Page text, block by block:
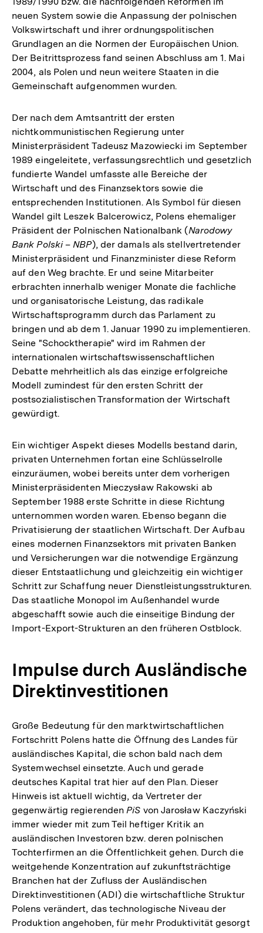
neuen System sowie die Anpassung der polnischen
Volkswirtschaft und ihrer ordnungspolitischen
Grundlagen an die Normen der Europäischen Union.
Der Beitrittsprozess fand seinen Abschluss am 1. Mai
2004, als Polen und neun weitere Staaten in die
Gemeinschaft aufgenommen wurden.
Der nach dem Amtsantritt der ersten
nichtkommunistischen Regierung unter
Ministerpräsident Tadeusz Mazowiecki im September
1989 eingeleitete, verfassungsrechtlich und gesetzlich
fundierte Wandel umfasste alle Bereiche der
Wirtschaft und des Finanzsektors sowie die
entsprechenden Institutionen. Als Symbol für diesen
Wandel gilt Leszek Balcerowicz, Polens ehemaliger
Präsident der Polnischen Nationalbank (Narodowy
Bank Polski – NBP), der damals als stellvertretender
Ministerpräsident und Finanzminister diese Reform
auf den Weg brachte. Er und seine Mitarbeiter
erbrachten innerhalb weniger Monate die fachliche
und organisatorische Leistung, das radikale
Wirtschaftsprogramm durch das Parlament zu
bringen und ab dem 1. Januar 1990 zu implementieren.
Seine "Schocktherapie" wird im Rahmen der
internationalen wirtschaftswissenschaftlichen
Debatte mehrheitlich als das einzige erfolgreiche
Modell zumindest für den ersten Schritt der
postsozialistischen Transformation der Wirtschaft
gewürdigt.
Ein wichtiger Aspekt dieses Modells bestand darin,
privaten Unternehmen fortan eine Schlüsselrolle
einzuräumen, wobei bereits unter dem vorherigen
Ministerpräsidenten Mieczysław Rakowski ab
September 1988 erste Schritte in diese Richtung
unternommen worden waren. Ebenso begann die
Privatisierung der staatlichen Wirtschaft. Der Aufbau
eines modernen Finanzsektors mit privaten Banken
und Versicherungen war die notwendige Ergänzung
dieser Entstaatlichung und gleichzeitig ein wichtiger
Schritt zur Schaffung neuer Dienstleistungsstrukturen.
Das staatliche Monopol im Außenhandel wurde
abgeschafft sowie auch die einseitige Bindung der
Import-Export-Strukturen an den früheren Ostblock.
Impulse durch Ausländische
Direktinvestitionen
Große Bedeutung für den marktwirtschaftlichen
Fortschritt Polens hatte die Öffnung des Landes für
ausländisches Kapital, die schon bald nach dem
Systemwechsel einsetzte. Auch und gerade
deutsches Kapital trat hier auf den Plan. Dieser
Hinweis ist aktuell wichtig, da Vertreter der
gegenwärtig regierendenPiS von Jarosław Kaczyński
immer wieder mit zum Teil heftiger Kritik an
ausländischen Investoren bzw. deren polnischen
Tochterfirmen an die Öffentlichkeit gehen. Durch die
weitgehende Konzentration auf zukunftsträchtige
Branchen hat der Zufluss der Ausländischen
Direktinvestitionen (ADI) die wirtschaftliche Struktur
Polens verändert, das technologische Niveau der
Produktion angehoben, für mehr Produktivität gesorgt